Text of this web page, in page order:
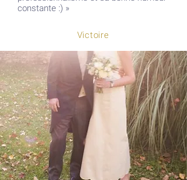
constante :) »
Victoire